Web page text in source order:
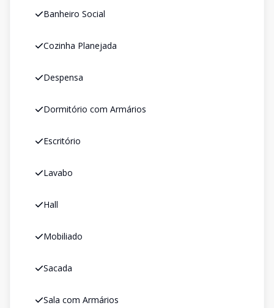
Banheiro Social
Cozinha Planejada
Despensa
Dormitório com Armários
Escritório
Lavabo
Hall
Mobiliado
Sacada
Sala com Armários